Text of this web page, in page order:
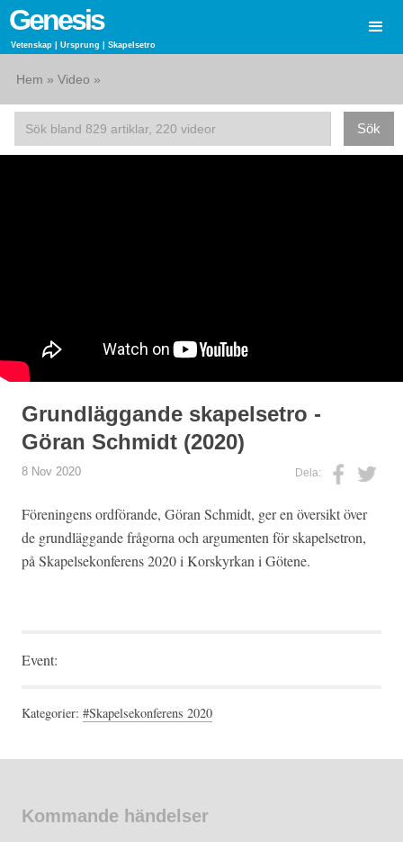
Genesis
Vetenskap | Ursprung | Skapelsetro
Hem » Video »
Grundläggande skapelsetro -
Göran Schmidt (2020)
Dela:
8 Nov 2020
Föreningens ordförande, Göran Schmidt, ger en översikt över
de grundläggande frågorna och argumenten för skapelsetron,
på Skapelsekonferens 2020 i Korskyrkan i Götene.
Event:
Kategorier: #Skapelsekonferens 2020
Kommande händelser